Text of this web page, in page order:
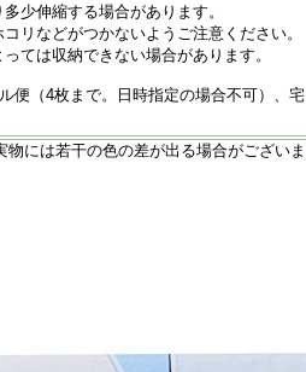
少伸縮する場合があります。
コリなどがつかないようご注意ください。
っては収納できない場合があります。
便（4枚まで。日時指定の場合不可）、宅
には若干の色の差が出る場合がございま